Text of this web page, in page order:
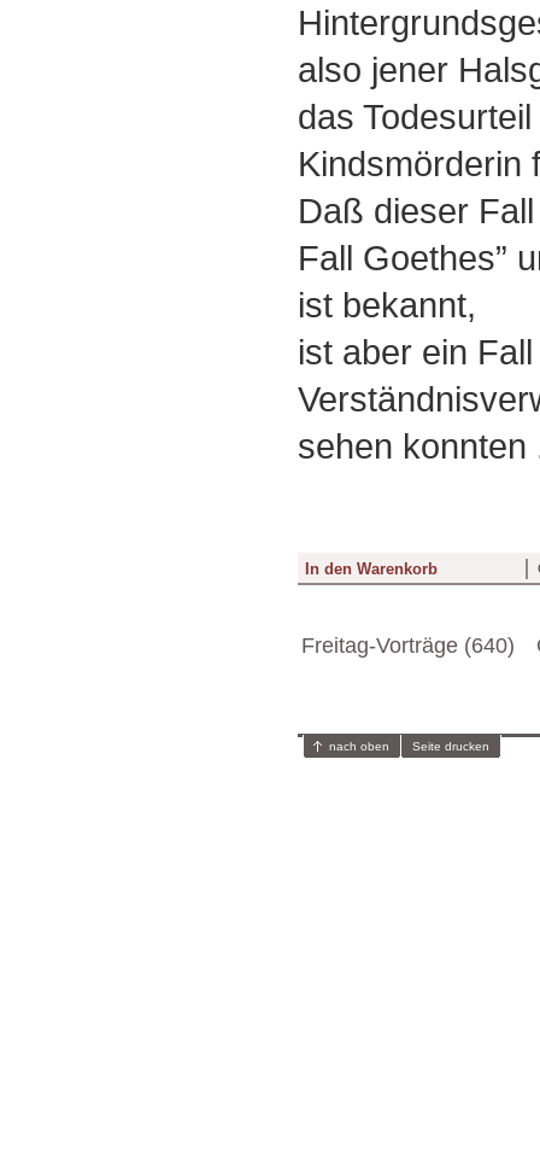
also jener
das
Kindsmörderin
Daß dieser
Fall Goethes”
ist bekannt,
ist aber ein
sehen konnten
Freitag-Vorträge (640)
nach oben Seite drucken